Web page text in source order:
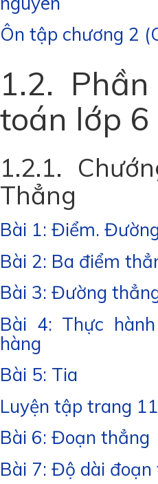
Ôn tập chương 2
1.2.
toán lớp 6
1.2.1.
Thẳng
Bài 1: Điểm.
Bài 2: Ba điểm
Bài 3: Đường
Bài 4: Thực
hàng
Bài 5: Tia
Luyện tập trang
Bài 6: Đoạn thẳng
Bài 7: Độ dài đoạn